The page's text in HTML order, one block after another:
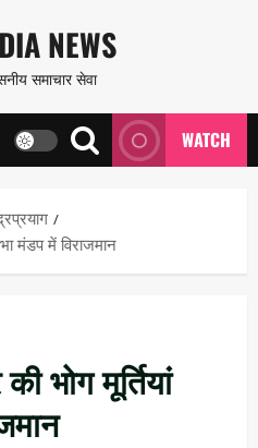
NEWS
समाचार सेवा
WATCH
मंडप में विराजमान
भोग मूर्तियां